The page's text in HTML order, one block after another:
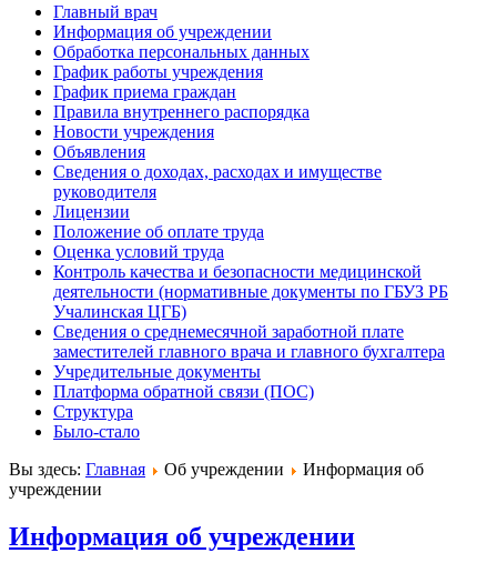
Главный врач
Информация об учреждении
Обработка персональных данных
График работы учреждения
График приема граждан
Правила внутреннего распорядка
Новости учреждения
Объявления
Сведения о доходах, расходах и имуществе
руководителя
Лицензии
Положение об оплате труда
Оценка условий труда
Контроль качества и безопасности медицинской
деятельности (нормативные документы по ГБУЗ РБ
Учалинская ЦГБ)
Сведения о среднемесячной заработной плате
заместителей главного врача и главного бухгалтера
Учредительные документы
Платформа обратной связи (ПОС)
Структура
Было-стало
Вы здесь: Главная Об учреждении
Информация об
учреждении
Информация об учреждении